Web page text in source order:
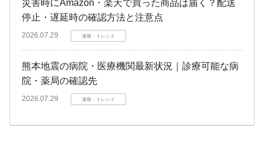
災害時にAmazon・楽天で買った商品は届く？配送
停止・遅延時の確認方法と注意点
2026.07.29 速報・トレンド
熊本地震の病院・医療機関最新状況｜診療可能な病
院・薬局の確認先
2026.07.29 速報・トレンド